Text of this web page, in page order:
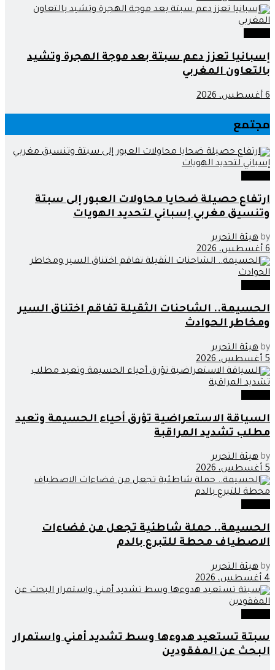
إسبانيا تعزز دعم سبتة بعد موجة الهجرة وتشيد
بالتعاون المغربي
6 أغسطس، 2026
مجتمع
ارتفاع حصيلة ضحايا محاولات العبور إلى سبتة
وتنسيق مغربي إسباني لتحديد الهويات
by هيئة التحرير
6 أغسطس، 2026
الحسيمة.. الشاحنات الثقيلة تفاقم اختناق السير
ومخاطر الحوادث
by هيئة التحرير
5 أغسطس، 2026
السياقة الاستعراضية تؤرق أحياء الحسيمة وتعيد
مطلب تشديد المراقبة
by هيئة التحرير
5 أغسطس، 2026
الحسيمة.. حملة شاطئية تجعل من فضاءات
الاصطياف محطة للتبرع بالدم
by هيئة التحرير
4 أغسطس، 2026
سبتة تستعيد هدوءها وسط تشديد أمني واستمرار
البحث عن المفقودين